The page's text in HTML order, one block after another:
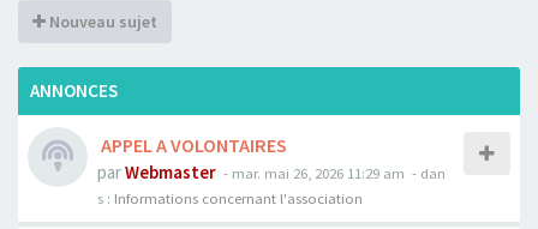
Nouveau sujet
ANNONCES
APPEL A VOLONTAIRES
parWebmaster - mar. mai 26, 2026 11:29 am - dan
s : Informations concernant l'association